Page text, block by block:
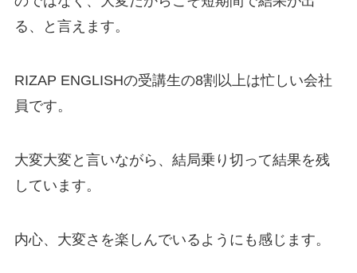
る、と言えます。
RIZAP ENGLISHの受講生の8割以上は忙しい会社
員です。
大変大変と言いながら、結局乗り切って結果を残
しています。
内心、大変さを楽しんでいるようにも感じます。